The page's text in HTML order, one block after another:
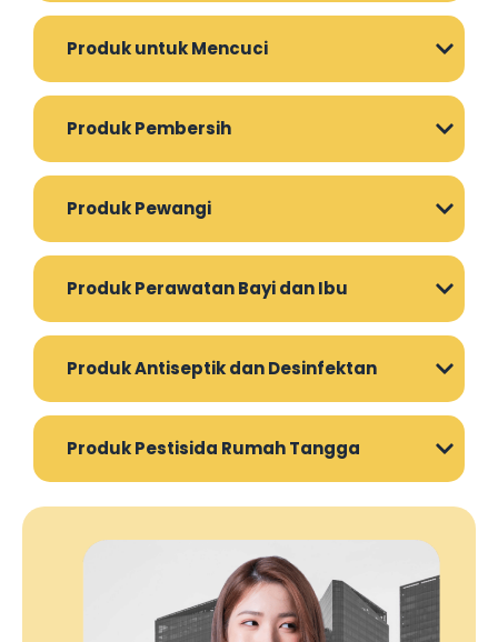
Produk untuk Mencuci
Produk Pembersih
Produk Pewangi
Produk Perawatan Bayi dan Ibu
Produk Antiseptik dan Desinfektan
Produk Pestisida Rumah Tangga